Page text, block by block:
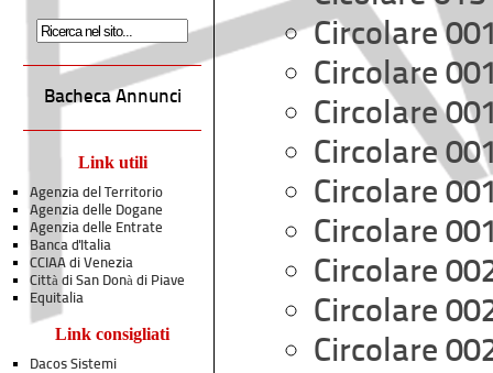
Bacheca Annunci
Link utili
Agenzia del Territorio
Agenzia delle Dogane
Agenzia delle Entrate
Banca d'Italia
CCIAA di Venezia
Città di San Donà di Piave
Equitalia
Link consigliati
Dacos Sistemi
Circolare
Circolare
Circolare
Circolare
Circolare
Circolare
Circolare
Circolare
Circolare